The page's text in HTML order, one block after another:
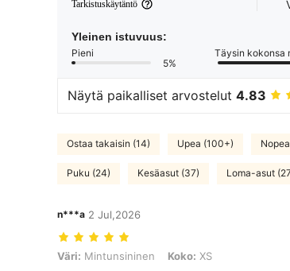
Tarkistuskäytäntö
Yleinen istuvuus:
Pieni
5%
Täysin kokonsa
Näytä paikalliset arvostelut 4.83
Ostaa takaisin (14) Upea (100+)
Puku (24) Kesäasut (37) Loma-asut
n***a 2 Jul,2026
Väri: Mintunsininen, Koko: XS
Väri: Mintunsininen Koko: XS